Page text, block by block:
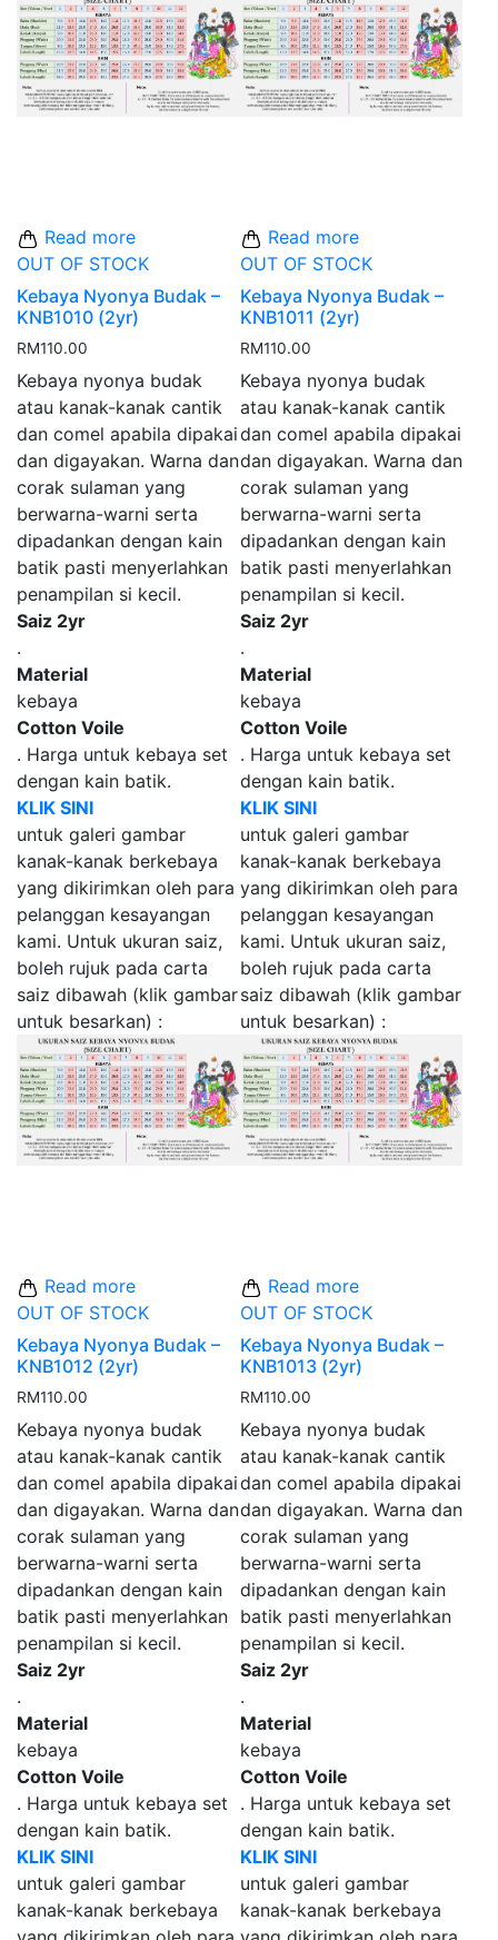
Read more
OUT OF STOCK
Kebaya Nyonya Budak –
KNB1010 (2yr)
RM110.00
Kebaya nyonya budak
atau kanak-kanak cantik
dan comel apabila dipakai
dan digayakan. Warna dan
corak sulaman yang
berwarna-warni serta
dipadankan dengan kain
batik pasti menyerlahkan
penampilan si kecil.
Saiz 2yr
.
Material
kebaya
Cotton Voile
. Harga untuk kebaya set
dengan kain batik.
KLIK SINI
untuk galeri gambar
kanak-kanak berkebaya
yang dikirimkan oleh para
pelanggan kesayangan
kami. Untuk ukuran saiz,
boleh rujuk pada carta
saiz dibawah (klik gambar
untuk besarkan) :
Read more
OUT OF STOCK
Kebaya Nyonya Budak –
KNB1011 (2yr)
RM110.00
Kebaya nyonya budak
atau kanak-kanak cantik
dan comel apabila dipakai
dan digayakan. Warna dan
corak sulaman yang
berwarna-warni serta
dipadankan dengan kain
batik pasti menyerlahkan
penampilan si kecil.
Saiz 2yr
.
Material
kebaya
Cotton Voile
. Harga untuk kebaya set
dengan kain batik.
KLIK SINI
untuk galeri gambar
kanak-kanak berkebaya
yang dikirimkan oleh para
pelanggan kesayangan
kami. Untuk ukuran saiz,
boleh rujuk pada carta
saiz dibawah (klik gambar
untuk besarkan) :
Read more
OUT OF STOCK
Kebaya Nyonya Budak –
KNB1012 (2yr)
RM110.00
Kebaya nyonya budak
atau kanak-kanak cantik
dan comel apabila dipakai
dan digayakan. Warna dan
corak sulaman yang
berwarna-warni serta
dipadankan dengan kain
batik pasti menyerlahkan
penampilan si kecil.
Saiz 2yr
.
Material
kebaya
Cotton Voile
. Harga untuk kebaya set
dengan kain batik.
KLIK SINI
untuk galeri gambar
kanak-kanak berkebaya
Read more
OUT OF STOCK
Kebaya Nyonya Budak –
KNB1013 (2yr)
RM110.00
Kebaya nyonya budak
atau kanak-kanak cantik
dan comel apabila dipakai
dan digayakan. Warna dan
corak sulaman yang
berwarna-warni serta
dipadankan dengan kain
batik pasti menyerlahkan
penampilan si kecil.
Saiz 2yr
.
Material
kebaya
Cotton Voile
. Harga untuk kebaya set
dengan kain batik.
KLIK SINI
untuk galeri gambar
kanak-kanak berkebaya